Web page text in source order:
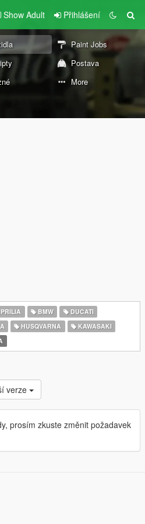
Show Adult Přihlášení
Paint Jobs
Postava
More
BMW
DUCATI
HUSQVARNA
KAWASAKI
verze
prosím zkuste změnit požadavek